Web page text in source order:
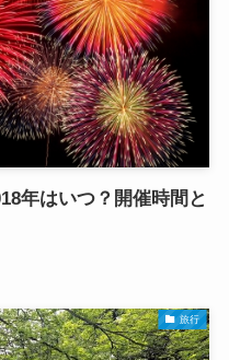
年はいつ？開催時間と
旅行